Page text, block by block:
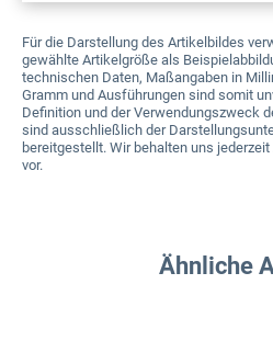
Für die Darstellung des Artikelbildes
gewählte Artikelgröße als
technischen Daten, Maßangaben in
Gramm und Ausführungen sind somit
Definition und der Verwendungszweck
sind ausschließlich der
bereitgestellt. Wir behalten uns
vor.
Produktgalerie überspringen
Ähnliche